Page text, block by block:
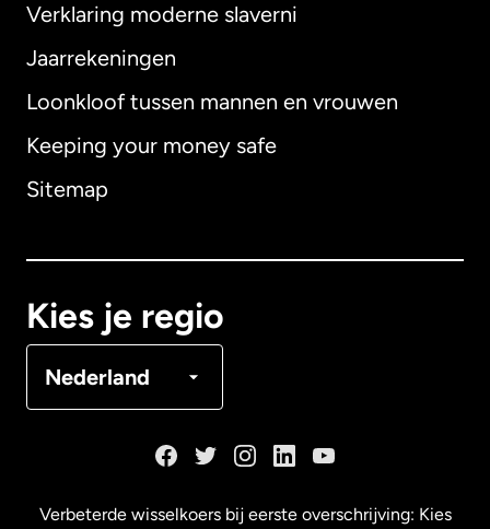
Verklaring moderne slaverni
Jaarrekeningen
Loonkloof tussen mannen en vrouwen
Keeping your money safe
Sitemap
Kies je regio
Nederland
Internationaal English
Australië
Verbeterde wisselkoers bij eerste overschrijving: Kies